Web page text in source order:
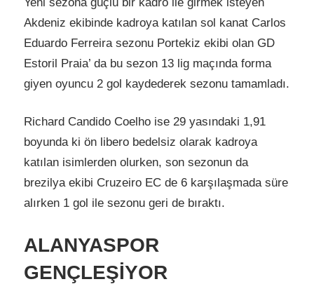
Akdeniz ekibinde kadroya katılan sol kanat Carlos
Eduardo Ferreira sezonu Portekiz ekibi olan GD
Estoril Praia’ da bu sezon 13 lig maçında forma
giyen oyuncu 2 gol kaydederek sezonu tamamladı.
Richard Candido Coelho ise 29 yasındaki 1,91
boyunda ki ön libero bedelsiz olarak kadroya
katılan isimlerden olurken, son sezonun da
brezilya ekibi Cruzeiro EC de 6 karşılaşmada süre
alırken 1 gol ile sezonu geri de bıraktı.
ALANYASPOR
GENÇLEŞİYOR